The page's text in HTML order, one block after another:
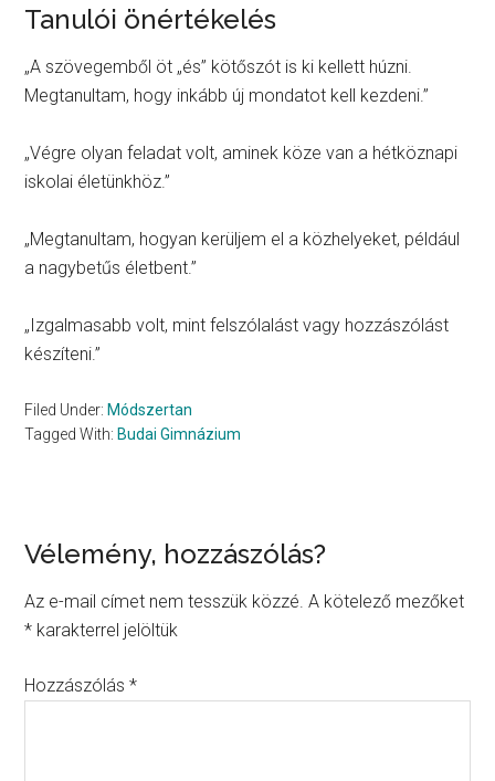
Tanulói önértékelés
„A szövegemből öt „és” kötőszót is ki kellett húzni.
Megtanultam, hogy inkább új mondatot kell kezdeni.”
„Végre olyan feladat volt, aminek köze van a hétköznapi
iskolai életünkhöz.”
„Megtanultam, hogyan kerüljem el a közhelyeket, például
a nagybetűs életbent.”
„Izgalmasabb volt, mint felszólalást vagy hozzászólást
készíteni.”
Filed Under: Módszertan
Tagged With: Budai Gimnázium
Reader
Interactions
Vélemény, hozzászólás?
Az e-mail címet nem tesszük közzé. A kötelező mezőket
* karakterrel jelöltük
Hozzászólás*